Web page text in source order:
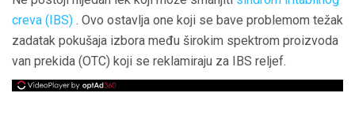
creva (IBS) . Ovo ostavlja one koji se bave problemom težak
zadatak pokušaja izbora među širokim spektrom proizvoda
van prekida (OTC) koji se reklamiraju za IBS reljef.